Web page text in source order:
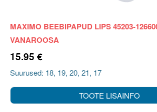
MAXIMO BEEBIPAPUD LIPS 45203-
VANAROOSA
15.95 €
Suurused: 18, 19, 20, 21, 17
TOOTE LISAINFO